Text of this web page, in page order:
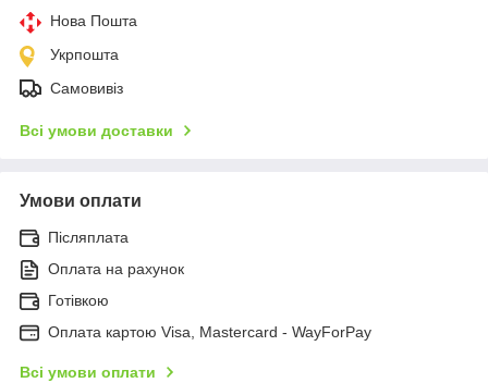
Нова Пошта
Укрпошта
Самовивіз
Всі умови доставки
Умови оплати
Післяплата
Оплата на рахунок
Готівкою
Оплата картою Visa, Mastercard - WayForPay
Всі умови оплати